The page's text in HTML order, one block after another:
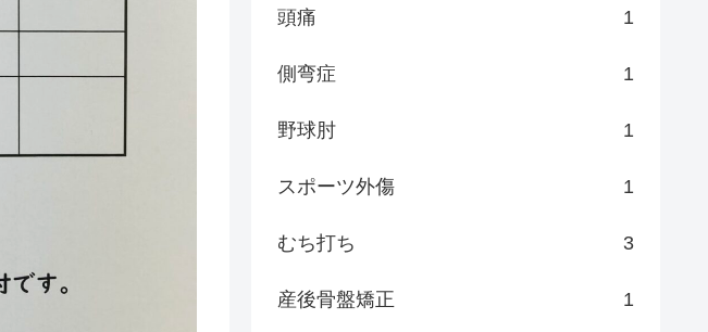
頭痛 1
側弯症 1
野球肘 1
スポーツ外傷 1
むち打ち 3
産後骨盤矯正 1